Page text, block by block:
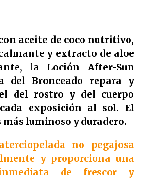
anticaries colutorio con cpc bexident
| 500 ml x 2
4 años atrás
fresh breath colutorio 500ml
años atrás
farma vitamina b5 dentifrico 50ml
4 años atrás
farma vit. b5 dentifrico 50ml x2 unidades
aceite de coco nutritivo,
y extracto de aloe
la Loción After-Sun
del Bronceado repara y
del rostro y del cuerpo
exposición al sol. El
más luminoso y duradero.
no pegajosa
y proporciona una
de frescor y